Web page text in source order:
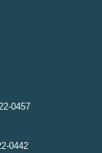
0457
0442